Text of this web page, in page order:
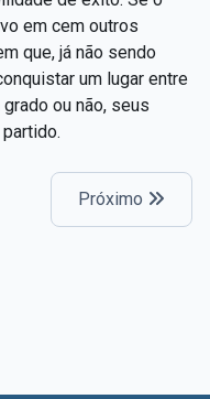
em cem outros
que, já não sendo
um lugar entre
ou não, seus
Próximo